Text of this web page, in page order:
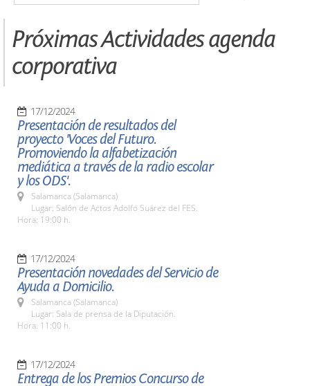
Próximas Actividades agenda
corporativa
17/12/2024
Presentación de resultados del
proyecto 'Voces del Futuro.
Promoviendo la alfabetización
mediática a través de la radio escolar
y los ODS'.
Salamanca (Salamanca)
Lugar: Salón de Actos Adolfo Suárez del FES.
Hora: 19:00 h.
17/12/2024
Presentación novedades del Servicio de
Ayuda a Domicilio.
Salamanca (Salamanca)
Lugar: Sala de prensa de la Diputación.
Hora: 11:00 h.
17/12/2024
Entrega de los Premios Concurso de